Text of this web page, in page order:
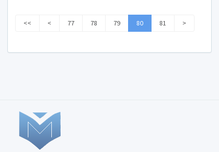
<< < 77 78 79 80 81 >